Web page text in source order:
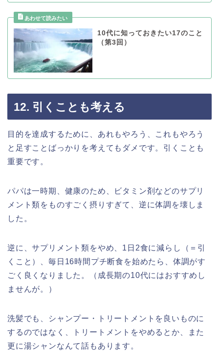
10代に知っておきたい17のこと
（第3回）
12. 引くことも考える
目的を達成するために、あれもやろう、これもやろう
と足すことばっかりを考えてもダメです。引くことも
重要です。
パパは一時期、健康のため、ビタミン剤などのサプリ
メント類をものすごく摂りすぎて、逆に体調を壊しま
した。
逆に、サプリメント類をやめ、1日2食に減らし（＝引
くこと）、毎日16時間プチ断食を始めたら、体調がす
ごく良くなりました。（成長期の10代にはおすすめし
ませんが。）
洗髪でも、シャンプー・トリートメントを良いものに
するのではなく、トリートメントをやめるとか、また
更に湯シャンなんて話もあります。